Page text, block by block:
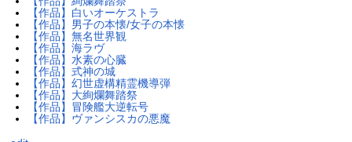
【作品】白いオーケストラ
【作品】男子の本懐/女子の本懐
【作品】無名世界観
【作品】海ラヴ
【作品】水素の心臓
【作品】式神の城
【作品】幻世虚構精霊機導弾
【作品】大絢爛舞踏祭
【作品】冒険艦大逆転号
【作品】ヴァンシスカの悪魔